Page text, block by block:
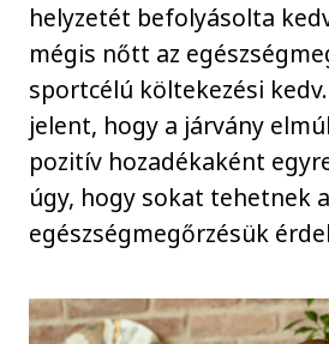
helyzetét befolyásolta
mégis nőtt az
sportcélú költekezési
jelent, hogy a járvány
pozitív hozadékaként
úgy, hogy sokat tehetnek
egészségmegőrzésük